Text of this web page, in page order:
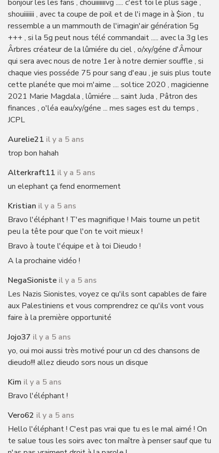
bonjour les les fans , chouiiiiiiivg ..... c'est toi le plus sage ,
shouiiiiiii , avec ta coupe de poil et de l'i mage in à $ion , tu
ressemble a un mammouth de l'imagin'air génération 5g
+++ , si la 5g peut nous télé commandait ..... avec la 3g les
Ârbres créateur de la lûmiére du ciel , o/xy/géne d'Âmour
qui sera avec nous de notre 1er à notre dernier souffle , si
chaque vies posséde 75 pour sang d'eau , je suis plus toute
cette planéte que moi m'aime .... soltice 2020 , magicienne
2021 Marie Magdala , lûmiére .... saint Juda , Pâtron des
finances , o'léa eau/xy/géne ... mes sages est du temps ,
JCPL
Aurelie21 il y a 5 ans
trop bon hahah
Alterkraft11 il y a 5 ans
un elephant ça fend enormement
Kristian il y a 5 ans
Bravo l'éléphant ! T'es magnifique ! Mais tourne un petit
peu la tête pour que l'on te voit mieux !
Bravo à toute l'équipe et à toi Dieudo !
A la prochaine vidéo !
NegaSioniste il y a 5 ans
Les Nazis Sionistes, voyez ce qu'ils sont capables de faire
aux Palestiniens et vous comprendrez ce qu'ils vont vous
faire à la première opportunité
Jojo37 il y a 5 ans
yo, oui moi aussi très motivé pour un cd des chansons de
dieudo!!! allez dieudo sors nous un disque
Kim il y a 5 ans
Bravo l'éléphant !
Vero62 il y a 5 ans
Hello l'éléphant ! C'est pas vrai que tu es le mal aimé ! On
te salue tous les soirs avec ton maître à penser sauf que tu